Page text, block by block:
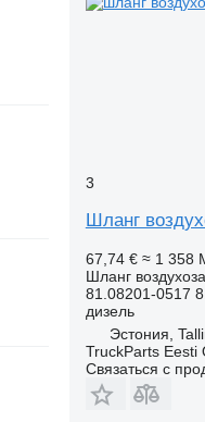
3
Шланг
67,74 € ≈ 1 358
Шланг
81.08201-0517
дизель
Эстония,
TruckParts Eesti
Связаться с